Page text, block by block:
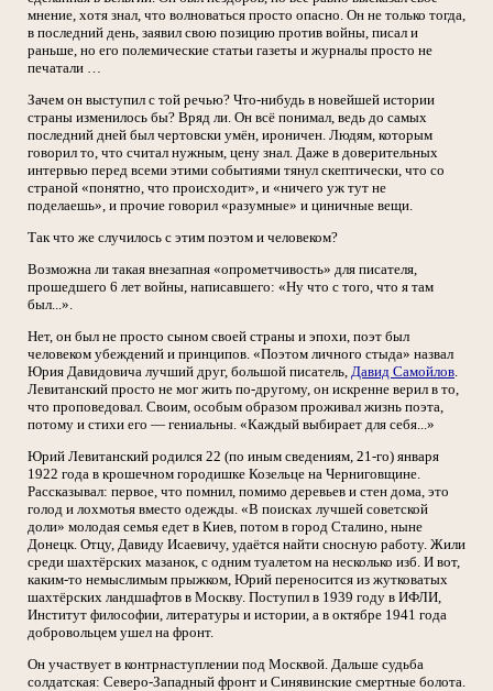
мнение, хотя знал, что волноваться просто опасно. Он не только тогда,
в последний день, заявил свою позицию против войны, писал и
раньше, но его полемические статьи газеты и журналы просто не
печатали …
Зачем он выступил с той речью? Что-нибудь в новейшей истории
страны изменилось бы? Вряд ли. Он всё понимал, ведь до самых
последний дней был чертовски умён, ироничен. Людям, которым
говорил то, что считал нужным, цену знал. Даже в доверительных
интервью перед всеми этими событиями тянул скептически, что со
страной «понятно, что происходит», и «ничего уж тут не
поделаешь», и прочие говорил «разумные» и циничные вещи.
Так что же случилось с этим поэтом и человеком?
Возможна ли такая внезапная «опрометчивость» для писателя,
прошедшего 6 лет войны, написавшего: «Ну что с того, что я там
был...».
Нет, он был не просто сыном своей страны и эпохи, поэт был
человеком убеждений и принципов. «Поэтом личного стыда» назвал
Юрия Давидовича лучший друг, большой писатель, Давид Самойлов.
Левитанский просто не мог жить по-другому, он искренне верил в то,
что проповедовал. Своим, особым образом проживал жизнь поэта,
потому и стихи его — гениальны. «Каждый выбирает для себя...»
Юрий Левитанский родился 22 (по иным сведениям, 21-го) января
1922 года в крошечном городишке Козельце на Черниговщине.
Рассказывал: первое, что помнил, помимо деревьев и стен дома, это
голод и лохмотья вместо одежды. «В поисках лучшей советской
доли» молодая семья едет в Киев, потом в город Сталино, ныне
Донецк. Отцу, Давиду Исаевичу, удаётся найти сносную работу. Жили
среди шахтёрских мазанок, с одним туалетом на несколько изб. И вот,
каким-то немыслимым прыжком, Юрий переносится из жутковатых
шахтёрских ландшафтов в Москву. Поступил в 1939 году в ИФЛИ,
Институт философии, литературы и истории, а в октябре 1941 года
добровольцем ушел на фронт.
Он участвует в контрнаступлении под Москвой. Дальше судьба
солдатская: Северо-Западный фронт и Синявинские смертные болота.